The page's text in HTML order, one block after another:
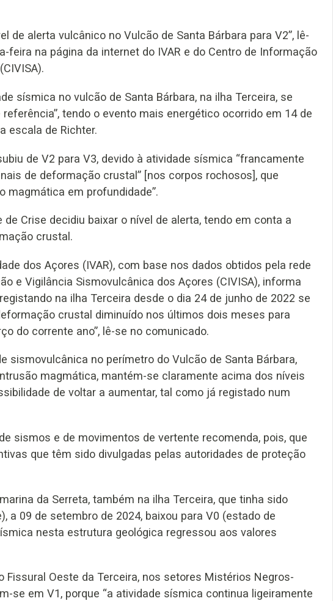
de alerta vulcânico no Vulcão de Santa Bárbara para V2”, lê-
na página da internet do IVAR e do Centro de Informação
sísmica no vulcão de Santa Bárbara, na ilha Terceira, se
tendo o evento mais energético ocorrido em 14 de
escala de Richter.
de V2 para V3, devido à atividade sísmica “francamente
de deformação crustal” [nos corpos rochosos], que
magmática em profundidade”.
de Crise decidiu baixar o nível de alerta, tendo em conta a
crustal.
dos Açores (IVAR), com base nos dados obtidos pela rede
e Vigilância Sismovulcânica dos Açores (CIVISA), informa
na ilha Terceira desde o dia 24 de junho de 2022 se
crustal diminuído nos últimos dois meses para
do corrente ano”, lê-se no comunicado.
sismovulcânica no perímetro do Vulcão de Santa Bárbara,
magmática, mantém-se claramente acima dos níveis
de voltar a aumentar, tal como já registado num
sismos e de movimentos de vertente recomenda, pois, que
que têm sido divulgadas pelas autoridades de proteção
da Serreta, também na ilha Terceira, que tinha sido
a 09 de setembro de 2024, baixou para V0 (estado de
nesta estrutura geológica regressou aos valores
Fissural Oeste da Terceira, nos setores Mistérios Negros-
se em V1, porque “a atividade sísmica continua ligeiramente